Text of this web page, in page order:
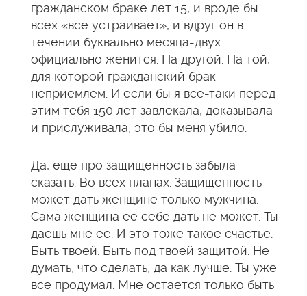
гражданском браке лет 15, и вроде бы
всех «все устраивает», и вдруг он в
течении буквально месяца-двух
официально женится. На другой. На той,
для которой гражданский брак
неприемлем. И если бы я все-таки перед
этим тебя 150 лет завлекала, доказывала
и прислуживала, это бы меня убило.
Да, еще про защищенность забыла
сказать. Во всех планах. Защищенность
может дать женщине только мужчина.
Сама женщина ее себе дать не может. Ты
даешь мне ее. И это тоже такое счастье.
Быть твоей. Быть под твоей защитой. Не
думать, что сделать, да как лучше. Ты уже
все продумал. Мне остается только быть